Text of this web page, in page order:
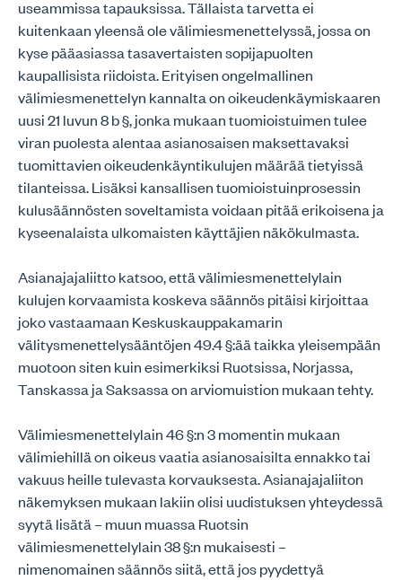
useammissa tapauksissa. Tällaista tarvetta ei
kuitenkaan yleensä ole välimiesmenettelyssä, jossa on
kyse pääasiassa tasavertaisten sopijapuolten
kaupallisista riidoista. Erityisen ongelmallinen
välimiesmenettelyn kannalta on oikeudenkäymiskaaren
uusi 21 luvun 8 b §, jonka mukaan tuomioistuimen tulee
viran puolesta alentaa asianosaisen maksettavaksi
tuomittavien oikeudenkäyntikulujen määrää tietyissä
tilanteissa. Lisäksi kansallisen tuomioistuinprosessin
kulusäännösten soveltamista voidaan pitää erikoisena ja
kyseenalaista ulkomaisten käyttäjien näkökulmasta.
Asianajajaliitto katsoo, että välimiesmenettelylain
kulujen korvaamista koskeva säännös pitäisi kirjoittaa
joko vastaamaan Keskuskauppakamarin
välitysmenettelysääntöjen 49.4 §:ää taikka yleisempään
muotoon siten kuin esimerkiksi Ruotsissa, Norjassa,
Tanskassa ja Saksassa on arviomuistion mukaan tehty.
Välimiesmenettelylain 46 §:n 3 momentin mukaan
välimiehillä on oikeus vaatia asianosaisilta ennakko tai
vakuus heille tulevasta korvauksesta. Asianajajaliiton
näkemyksen mukaan lakiin olisi uudistuksen yhteydessä
syytä lisätä – muun muassa Ruotsin
välimiesmenettelylain 38 §:n mukaisesti –
nimenomainen säännös siitä, että jos pyydettyä